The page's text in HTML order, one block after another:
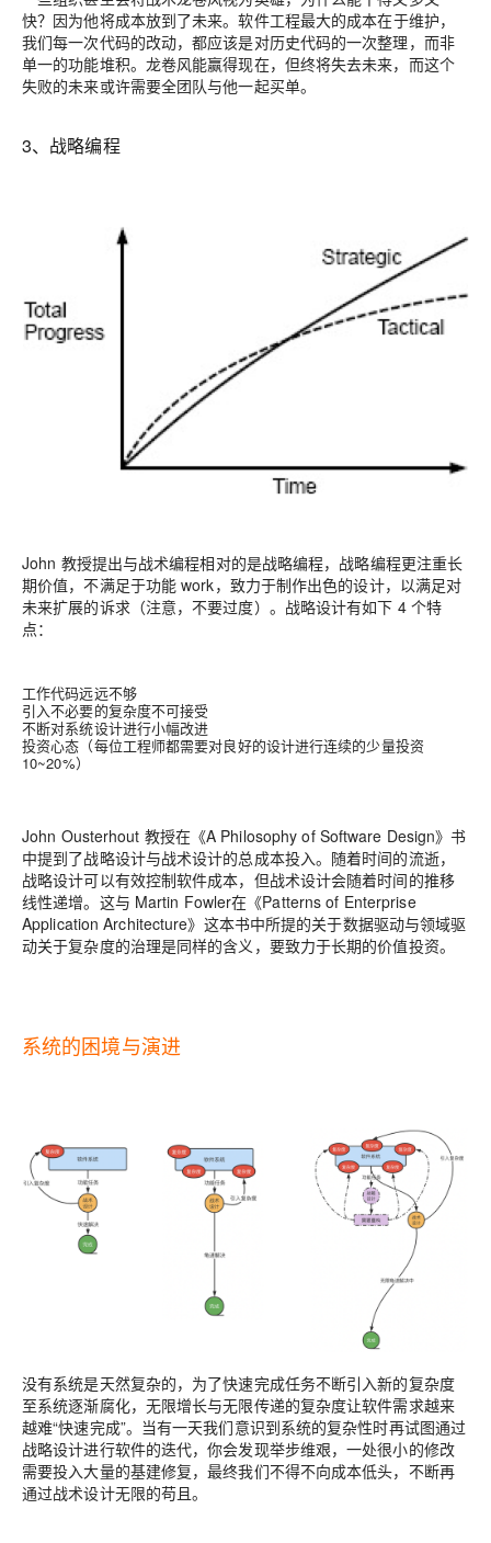
快？ 因为他将成本放到了未来。软件工程最大的成本在于维护，
我们每一次代码的改动，都应该是对历史代码的一次整理，而非
单一的功能堆积。龙卷风能赢得现在，但终将失去未来，而这个
失败的未来或许需要全团队与他一起买单。
3、战略编程
John 教授提出与战术编程相对的是战略编程，战略编程更注重长
期价值，不满足于功能 work，致力于制作出色的设计，以满足对
未来扩展的诉求（注意，不要过度）。战略设计有如下 4 个特
点：
工作代码远远不够
引入不必要的复杂度不可接受
不断对系统设计进行小幅改进
投资心态（每位工程师都需要对良好的设计进行连续的少量投资
10~20%）
John Ousterhout 教授在《A Philosophy of Software Design》书
中提到了战略设计与战术设计的总成本投入。随着时间的流逝，
战略设计可以有效控制软件成本，但战术设计会随着时间的推移
线性递增。这与 Martin Fowler在《Patterns of Enterprise
Application Architecture》这本书中所提的关于数据驱动与领域驱
动关于复杂度的治理是同样的含义，要致力于长期的价值投资。
系统的困境与演进
没有系统是天然复杂的，为了快速完成任务不断引入新的复杂度
至系统逐渐腐化，无限增长与无限传递的复杂度让软件需求越来
越难“快速完成”。当有一天我们意识到系统的复杂性时再试图通过
战略设计进行软件的迭代，你会发现举步维艰，一处很小的修改
需要投入大量的基建修复，最终我们不得不向成本低头，不断再
通过战术设计无限的苟且。